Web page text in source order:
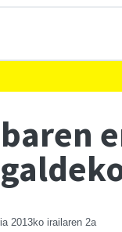
2013ko irailaren 2a